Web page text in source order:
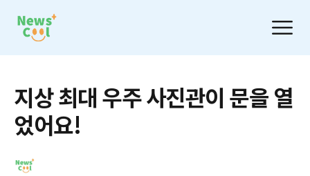
지상 최대 우주 사진관이 문을 열
었어요!